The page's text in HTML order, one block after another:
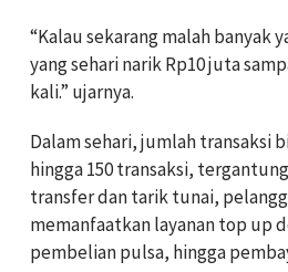
“Kalau sekarang malah banyak
yang sehari narik Rp10 juta
kali.” ujarnya.
Dalam sehari, jumlah transaksi
hingga 150 transaksi,
transfer dan tarik tunai,
memanfaatkan layanan top up
pembelian pulsa, hingga